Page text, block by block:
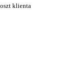
klienta